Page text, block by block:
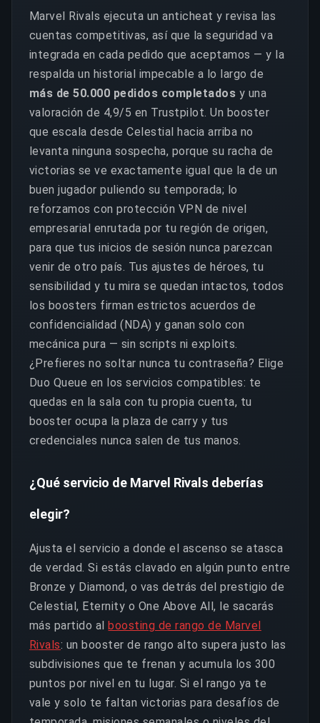
Marvel Rivals ejecuta un anticheat y revisa las
cuentas competitivas, así que la seguridad va
integrada en cada pedido que aceptamos — y la
respalda un historial impecable a lo largo de
más de 50.000 pedidos completados y una
valoración de 4,9/5 en Trustpilot. Un booster
que escala desde Celestial hacia arriba no
levanta ninguna sospecha, porque su racha de
victorias se ve exactamente igual que la de un
buen jugador puliendo su temporada; lo
reforzamos con protección VPN de nivel
empresarial enrutada por tu región de origen,
para que tus inicios de sesión nunca parezcan
venir de otro país. Tus ajustes de héroes, tu
sensibilidad y tu mira se quedan intactos, todos
los boosters firman estrictos acuerdos de
confidencialidad (NDA) y ganan solo con
mecánica pura — sin scripts ni exploits.
¿Prefieres no soltar nunca tu contraseña? Elige
Duo Queue en los servicios compatibles: te
quedas en la sala con tu propia cuenta, tu
booster ocupa la plaza de carry y tus
credenciales nunca salen de tus manos.
¿Qué servicio de Marvel Rivals deberías
elegir?
Ajusta el servicio a donde el ascenso se atasca
de verdad. Si estás clavado en algún punto entre
Bronze y Diamond, o vas detrás del prestigio de
Celestial, Eternity o One Above All, le sacarás
más partido alboosting de rango de Marvel
Rivals: un booster de rango alto supera justo las
subdivisiones que te frenan y acumula los 300
puntos por nivel en tu lugar. Si el rango ya te
vale y solo te faltan victorias para desafíos de